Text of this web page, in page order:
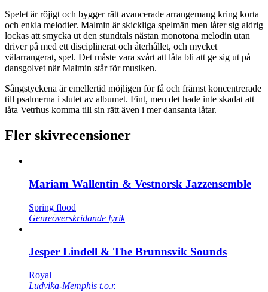
Spelet är röjigt och bygger rätt avancerade arrangemang kring korta
och enkla melodier. Malmin är skickliga spelmän men låter sig aldrig
lockas att smycka ut den stundtals nästan monotona melodin utan
driver på med ett disciplinerat och återhållet, och mycket
välarrangerat, spel. Det måste vara svårt att låta bli att ge sig ut på
dansgolvet när Malmin står för musiken.
Sångstyckena är emellertid möjligen för få och främst koncentrerade
till psalmerna i slutet av albumet. Fint, men det hade inte skadat att
låta Vetrhus komma till sin rätt även i mer dansanta låtar.
Fler skivrecensioner
Mariam Wallentin & Vestnorsk Jazzensemble
Spring flood
Genreöverskridande lyrik
Jesper Lindell & The Brunnsvik Sounds
Royal
Ludvika-Memphis t.o.r.